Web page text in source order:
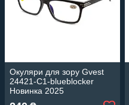
Окуляри для зору Gvest
24421-C1-blueblocker
Новинка 2025